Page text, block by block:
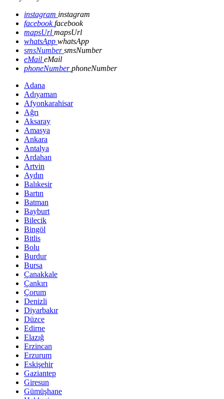
instagram instagram
facebookfacebook
mapsUrl mapsUrl
whatsApp whatsApp
smsNumbersmsNumber
eMail eMail
phoneNumberphoneNumber
Adana
Adıyaman
Afyonkarahisar
Ağrı
Aksaray
Amasya
Ankara
Antalya
Ardahan
Artvin
Aydın
Balıkesir
Bartın
Batman
Bayburt
Bilecik
Bingöl
Bitlis
Bolu
Burdur
Bursa
Çanakkale
Çankırı
Çorum
Denizli
Diyarbakır
Düzce
Edirne
Elazığ
Erzincan
Erzurum
Eskişehir
Gaziantep
Giresun
Gümüşhane